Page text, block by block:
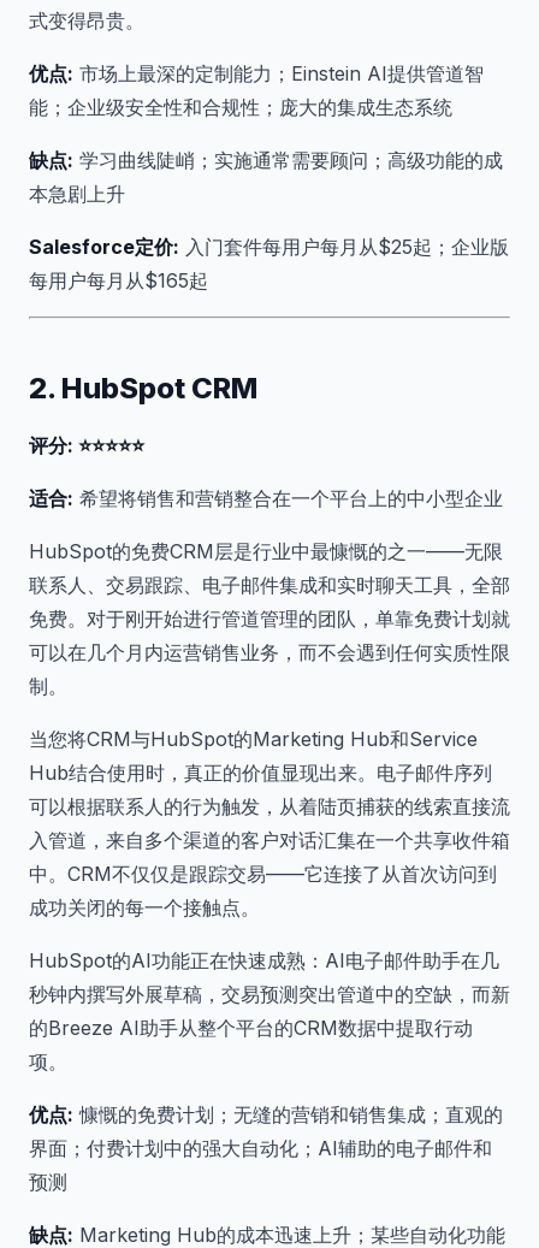
式变得昂贵。
优点: 市场上最深的定制能力；Einstein AI提供管道智
能；企业级安全性和合规性；庞大的集成生态系统
缺点: 学习曲线陡峭；实施通常需要顾问；高级功能的成
本急剧上升
Salesforce定价: 入门套件每用户每月从$25起；企业版
每用户每月从$165起
2. HubSpot CRM
评分: ⭐⭐⭐⭐⭐
适合: 希望将销售和营销整合在一个平台上的中小型企业
HubSpot的免费CRM层是行业中最慷慨的之一——无限
联系人、交易跟踪、电子邮件集成和实时聊天工具，全部
免费。对于刚开始进行管道管理的团队，单靠免费计划就
可以在几个月内运营销售业务，而不会遇到任何实质性限
制。
当您将CRM与HubSpot的Marketing Hub和Service
Hub结合使用时，真正的价值显现出来。电子邮件序列
可以根据联系人的行为触发，从着陆页捕获的线索直接流
入管道，来自多个渠道的客户对话汇集在一个共享收件箱
中。CRM不仅仅是跟踪交易——它连接了从首次访问到
成功关闭的每一个接触点。
HubSpot的AI功能正在快速成熟：AI电子邮件助手在几
秒钟内撰写外展草稿，交易预测突出管道中的空缺，而新
的Breeze AI助手从整个平台的CRM数据中提取行动
项。
优点: 慷慨的免费计划；无缝的营销和销售集成；直观的
界面；付费计划中的强大自动化；AI辅助的电子邮件和
预测
缺点: Marketing Hub的成本迅速上升；某些自动化功能